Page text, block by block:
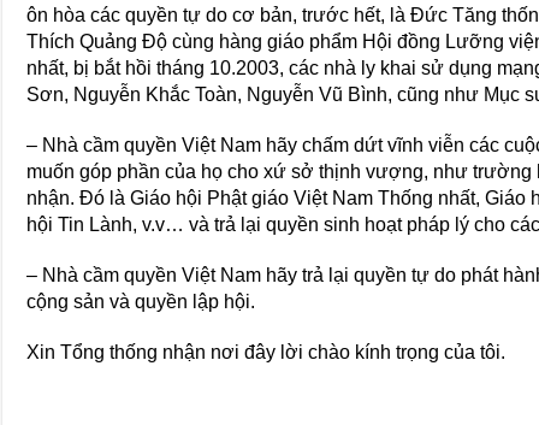
ôn hòa các quyền tự do cơ bản, trước hết, là Ðức Tăng
Thích Quảng Ðộ cùng hàng giáo phẩm Hội đồng Lưỡng
nhất, bị bắt hồi tháng 10.2003, các nhà ly khai sử dụng
Sơn, Nguyễn Khắc Toàn, Nguyễn Vũ Bình, cũng như Mục
– Nhà cầm quyền Việt Nam hãy chấm dứt vĩnh viễn các
muốn góp phần của họ cho xứ sở thịnh vượng, như
nhận. Ðó là Giáo hội Phật giáo Việt Nam Thống nhất, Giáo
hội Tin Lành, v.v… và trả lại quyền sinh hoạt pháp lý cho
– Nhà cầm quyền Việt Nam hãy trả lại quyền tự do phát
cộng sản và quyền lập hội.
Xin Tổng thống nhận nơi đây lời chào kính trọng của tôi.